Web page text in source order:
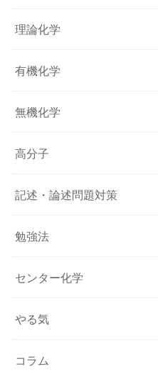
理論化学
有機化学
無機化学
高分子
記述・論述問題対策
勉強法
センター化学
やる気
コラム